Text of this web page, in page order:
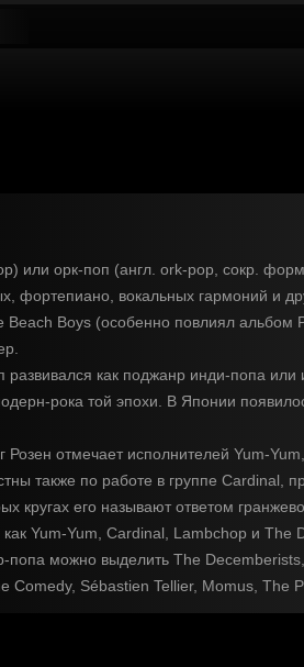
или орк-поп (англ. ork-pop, сокр.
фортепиано, вокальных гармоний и
Beach Boys (особенно повлиял
как поджанр инди-попа
рока той эпохи. В Японии
Розен отмечает исполнителей Yum-
также по работе в группе
кругах его называют ответом
Yum-Yum, Cardinal, Lambchop и The
попа можно выделить The
Comedy, Sébastien Tellier, Momus, The